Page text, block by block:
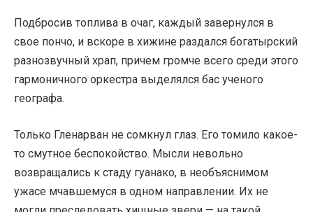
Подбросив топлива в очаг, каждый завернулся в
свое пончо, и вскоре в хижине раздался богатырский
разнозвучный храп, причем громче всего среди этого
гармоничного оркестра выделялся бас ученого
географа.
Только Гленарван не сомкнул глаз. Его томило какое-
то смутное беспокойство. Мысли невольно
возвращались к стаду гуанако, в необъяснимом
ужасе мчавшемуся в одном направлении. Их не